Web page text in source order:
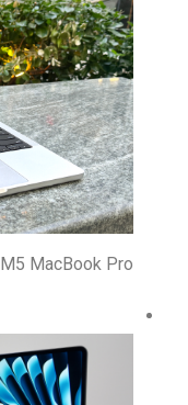
M5 MacBook Pro – כל השמועות ששמענו עד כה